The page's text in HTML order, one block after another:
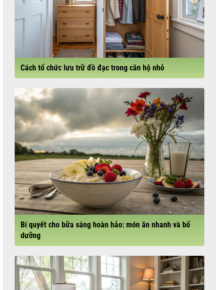
Cách tổ chức lưu trữ đồ đạc trong căn hộ nhỏ
Bí quyết cho bữa sáng hoàn hảo: món ăn nhanh và bổ
dưỡng